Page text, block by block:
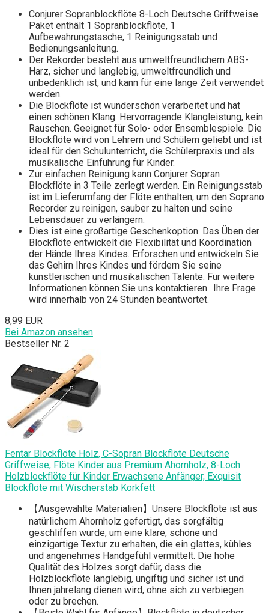
Conjurer Sopranblockflöte 8-Loch Deutsche Griffweise.
Paket enthält 1 Sopranblockflöte, 1
Aufbewahrungstasche, 1 Reinigungsstab und
Bedienungsanleitung.
Der Rekorder besteht aus umweltfreundlichem ABS-
Harz, sicher und langlebig, umweltfreundlich und
unbedenklich ist, und kann für eine lange Zeit verwendet
werden.
Die Blockflöte ist wunderschön verarbeitet und hat
einen schönen Klang. Hervorragende Klangleistung, kein
Rauschen. Geeignet für Solo- oder Ensemblespiele. Die
Blockflöte wird von Lehrern und Schülern geliebt und ist
ideal für den Schulunterricht, die Schülerpraxis und als
musikalische Einführung für Kinder.
Zur einfachen Reinigung kann Conjurer Sopran
Blockflöte in 3 Teile zerlegt werden. Ein Reinigungsstab
ist im Lieferumfang der Flöte enthalten, um den Soprano
Recorder zu reinigen, sauber zu halten und seine
Lebensdauer zu verlängern.
Dies ist eine großartige Geschenkoption. Das Üben der
Blockflöte entwickelt die Flexibilität und Koordination
der Hände Ihres Kindes. Erforschen und entwickeln Sie
das Gehirn Ihres Kindes und fördern Sie seine
künstlerischen und musikalischen Talente. Für weitere
Informationen können Sie uns kontaktieren.. Ihre Frage
wird innerhalb von 24 Stunden beantwortet.
8,99 EUR
Bei Amazon ansehen
Bestseller Nr. 2
Fentar Blockflöte Holz, C-Sopran Blockflöte Deutsche
Griffweise, Flöte Kinder aus Premium Ahornholz, 8-Loch
Holzblockflöte für Kinder Erwachsene Anfänger, Exquisit
Blockflöte mit Wischerstab Korkfett
【Ausgewählte Materialien】Unsere Blockflöte ist aus
natürlichem Ahornholz gefertigt, das sorgfältig
geschliffen wurde, um eine klare, schöne und
einzigartige Textur zu erhalten, die ein glattes, kühles
und angenehmes Handgefühl vermittelt. Die hohe
Qualität des Holzes sorgt dafür, dass die
Holzblockflöte langlebig, ungiftig und sicher ist und
Ihnen jahrelang dienen wird, ohne sich zu verbiegen
oder zu brechen.